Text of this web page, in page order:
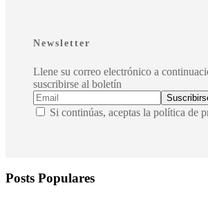
Newsletter
Llene su correo electrónico a
suscribirse al boletín
Si continúas, aceptas la política de
Posts Populares